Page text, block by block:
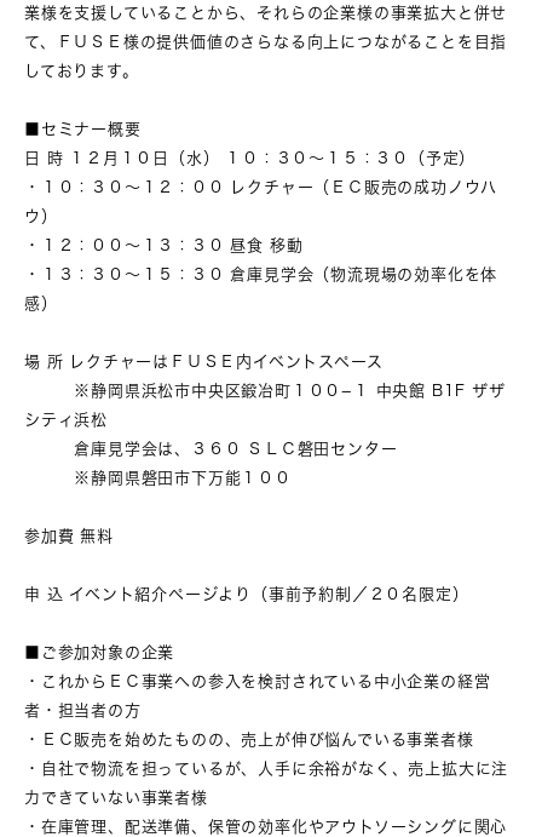
業様を支援していることから、それらの企業様の事業拡大と併せ
て、ＦＵＳＥ様の提供価値のさらなる向上につながることを目指
しております。
■セミナー概要
日 時 １２月１０日（水） １０：３０～１５：３０（予定）
・１０：３０～１２：００ レクチャー（ＥＣ販売の成功ノウハ
ウ）
・１２：００～１３：３０ 昼食 移動
・１３：３０～１５：３０ 倉庫見学会（物流現場の効率化を体
感）
場 所 レクチャーはＦＵＳＥ内イベントスペース
※静岡県浜松市中央区鍛冶町１００−１ 中央館 B1F ザザ
シティ浜松
倉庫見学会は、３６０ ＳＬＣ磐田センター
※静岡県磐田市下万能１００
参加費 無料
申 込 イベント紹介ページより（事前予約制／２０名限定）
■ご参加対象の企業
・これからＥＣ事業への参入を検討されている中小企業の経営
者・担当者の方
・ＥＣ販売を始めたものの、売上が伸び悩んでいる事業者様
・自社で物流を担っているが、人手に余裕がなく、売上拡大に注
力できていない事業者様
・在庫管理、配送準備、保管の効率化やアウトソーシングに関心